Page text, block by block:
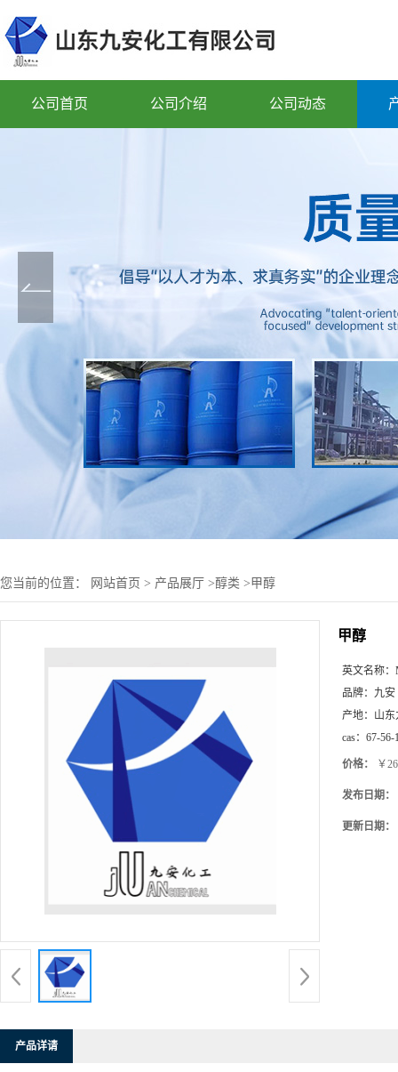
公司首页 公司介绍 公司动态
您当前的位置： 网站首页 > 产品展厅 >醇类 >甲醇
甲醇
英文名称：
品牌： 九安
产地： 山东
cas： 67-56-
价格： ￥
发布日期：
更新日期：
产品详请